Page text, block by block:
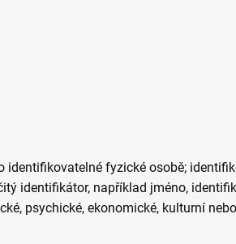
fyzické osobě;
identifikátor, například jméno,
psychické, ekonomické, kulturní